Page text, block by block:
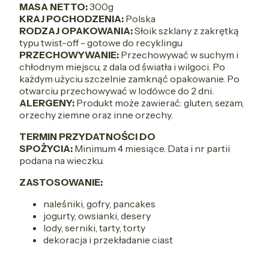
MASA NETTO:300g
KRAJ POCHODZENIA: Polska
RODZAJ OPAKOWANIA:Słoik szklany z zakrętką
typu twist-off - gotowe do recyklingu
PRZECHOWYWANIE: Przechowywać w suchym i
chłodnym miejscu, z dala od światła i wilgoci. Po
każdym użyciu szczelnie zamknąć opakowanie. Po
otwarciu przechowywać w lodówce do 2 dni.
ALERGENY: Produkt może zawierać: gluten, sezam,
orzechy ziemne oraz inne orzechy.
TERMIN PRZYDATNOŚCI DO
SPOŻYCIA: Minimum 4 miesiące. Data i nr partii
podana na wieczku.
ZASTOSOWANIE:
naleśniki, gofry, pancakes
jogurty, owsianki, desery
lody, serniki, tarty, torty
dekoracja i przekładanie ciast